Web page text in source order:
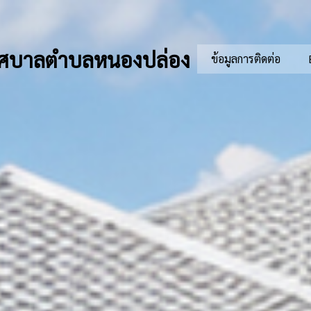
บาลตำบลหนองปล่อง ข้อมูลการติดต่อ